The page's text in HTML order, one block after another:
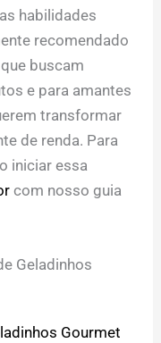
habilidades
recomendado
buscam
e para amantes
transformar
de renda. Para
iniciar essa
com nosso guia
Geladinhos
Gourmet